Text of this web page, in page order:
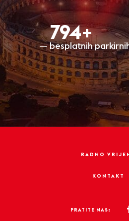
798+
besplatnih
RADNO
KONTAKT
PRATITE NAS: